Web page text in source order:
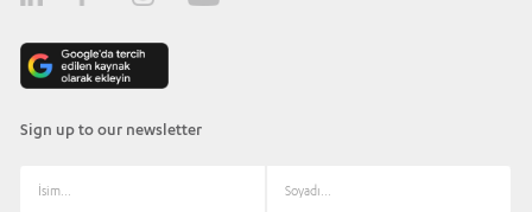
Sign up to our newsletter